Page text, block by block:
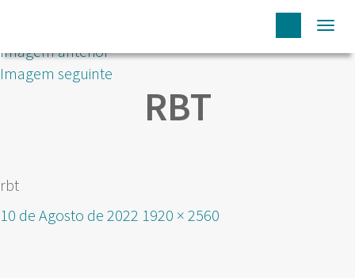
Imagem anterior
Imagem seguinte
RBT
rbt
Publicado
10 de Agosto de 2022 Tamanho
1920 × 2560